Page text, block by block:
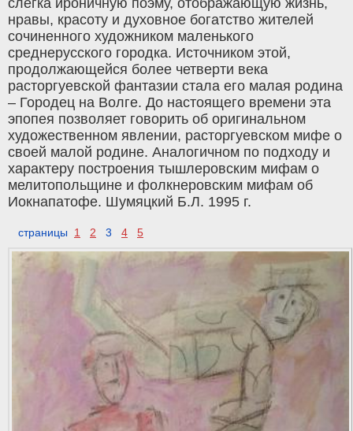
слегка ироничную поэму, отображающую жизнь,
нравы, красоту и духовное богатство жителей
сочиненного художником маленького
среднерусского городка. Источником этой,
продолжающейся более четверти века
расторгуевской фантазии стала его малая родина
– Городец на Волге. До настоящего времени эта
эпопея позволяет говорить об оригинальном
художественном явлении, расторгуевском мифе о
своей малой родине. Аналогичном по подходу и
характеру построения тышлеровским мифам о
мелитопольщине и фолкнеровским мифам об
Иокнапатофе. Шумяцкий Б.Л. 1995 г.
страницы 1 2 3 4 5